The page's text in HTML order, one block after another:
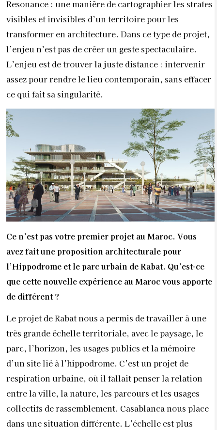
Resonance : une manière de cartographier les strates
visibles et invisibles d’un territoire pour les
transformer en architecture. Dans ce type de projet,
l’enjeu n’est pas de créer un geste spectaculaire.
L’enjeu est de trouver la juste distance : intervenir
assez pour rendre le lieu contemporain, sans effacer
ce qui fait sa singularité.
Ce n’est pas votre premier projet au Maroc. Vous
avez fait une proposition architecturale pour
l’Hippodrome et le parc urbain de Rabat. Qu’est-ce
que cette nouvelle expérience au Maroc vous apporte
de différent ?
Le projet de Rabat nous a permis de travailler à une
très grande échelle territoriale, avec le paysage, le
parc, l’horizon, les usages publics et la mémoire
d’un site lié à l’hippodrome. C’est un projet de
respiration urbaine, où il fallait penser la relation
entre la ville, la nature, les parcours et les usages
collectifs de rassemblement. Casablanca nous place
dans une situation différente. L’échelle est plus